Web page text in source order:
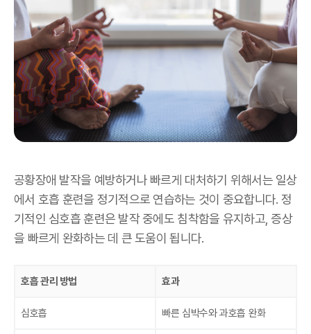
공황장애 발작을 예방하거나 빠르게 대처하기 위해서는 일상
에서 호흡 훈련을 정기적으로 연습하는 것이 중요합니다. 정
기적인 심호흡 훈련은 발작 중에도 침착함을 유지하고, 증상
을 빠르게 완화하는 데 큰 도움이 됩니다.
호흡 관리 방법 효과
심호흡 빠른 심박수와 과호흡 완화